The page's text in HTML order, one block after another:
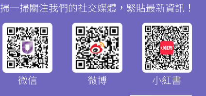
掃一掃關注我們的社交媒體，緊貼最新資訊！
微信 微博 小紅書